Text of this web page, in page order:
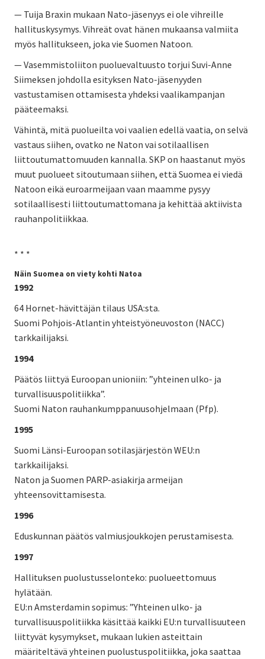
— Tuija Braxin mukaan Nato-jäsenyys ei ole vihreille
hallituskysymys. Vihreät ovat hänen mukaansa valmiita
myös hallitukseen, joka vie Suomen Natoon.
— Vasemmistoliiton puoluevaltuusto torjui Suvi-Anne
Siimeksen johdolla esityksen Nato-jäsenyyden
vastustamisen ottamisesta yhdeksi vaalikampanjan
pääteemaksi.
Vähintä, mitä puolueilta voi vaalien edellä vaatia, on selvä
vastaus siihen, ovatko ne Naton vai sotilaallisen
liittoutumattomuuden kannalla. SKP on haastanut myös
muut puolueet sitoutumaan siihen, että Suomea ei viedä
Natoon eikä euroarmeijaan vaan maamme pysyy
sotilaallisesti liittoutumattomana ja kehittää aktiivista
rauhanpolitiikkaa.
* * *
Näin Suomea on viety kohti Natoa
1992
64 Hornet-hävittäjän tilaus USA:sta.
Suomi Pohjois-Atlantin yhteistyöneuvoston (NACC)
tarkkailijaksi.
1994
Päätös liittyä Euroopan unioniin: ”yhteinen ulko- ja
turvallisuuspolitiikka”.
Suomi Naton rauhankumppanuusohjelmaan (Pfp).
1995
Suomi Länsi-Euroopan sotilasjärjestön WEU:n
tarkkailijaksi.
Naton ja Suomen PARP-asiakirja armeijan
yhteensovittamisesta.
1996
Eduskunnan päätös valmiusjoukkojen perustamisesta.
1997
Hallituksen puolustusselonteko: puolueettomuus
hylätään.
EU:n Amsterdamin sopimus: ”Yhteinen ulko- ja
turvallisuuspolitiikka käsittää kaikki EU:n turvallisuuteen
liittyvät kysymykset, mukaan lukien asteittain
määriteltävä yhteinen puolustuspolitiikka, joka saattaa